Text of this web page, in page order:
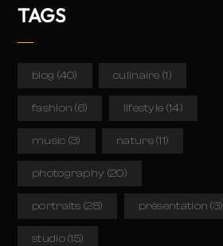
TAGS
blog (40) culinaire (1)
fashion (6) lifestyle (14)
music (3) nature(11)
photography (20)
portraits (28) présentation (3)
studio(15)